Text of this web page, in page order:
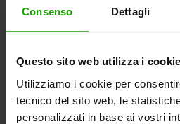
Consenso Dettagli
Questo sito web utilizza i cookie
Utilizziamo i cookie per
tecnico del sito web, le
personalizzati in base ai vostri